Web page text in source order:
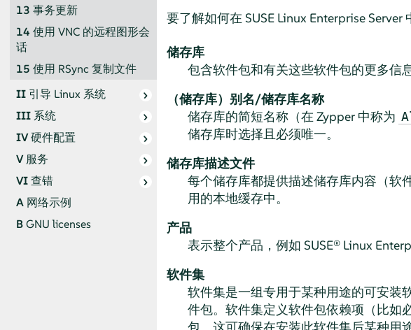
13 事务更新
14 使用 VNC 的远程图形会
话
15 使用 RSync 复制文件
II 引导 Linux 系统
III 系统
IV硬件配置
V服务
VI查错
A 网络示例
BGNU licenses
要了解如何在 SUSE Linux Enterprise Server
储存库
包含软件包和有关这些软件包的更多信
（储存库）别名/储存库名称
储存库的简短名称（在 Zypper 中称为
储存库时选择且必须唯一。
储存库描述文件
每个储存库都提供描述储存库内容（软
用的本地缓存中。
产品
表示整个产品，例如 SUSE® Linux
软件集
软件集是一组专用于某种用途的可安装
件包。软件集定义软件包依赖项（比如
包。这可确保在安装此软件集后某种用